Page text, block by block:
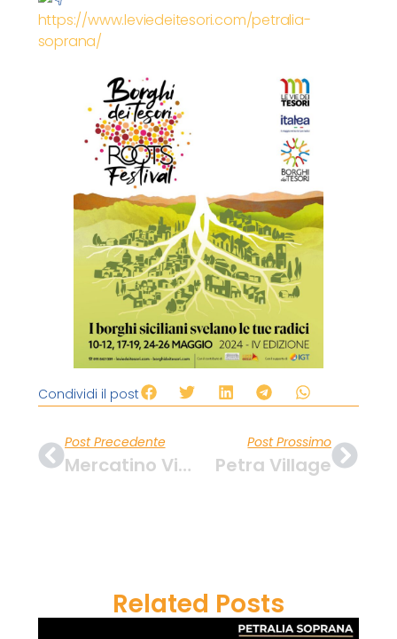
https://www.leviedeitesori.com/petralia-
soprana/
Condividi il post
Post Precedente
Mercatino Vintage
Post Prossimo
Petra Village
Related Posts